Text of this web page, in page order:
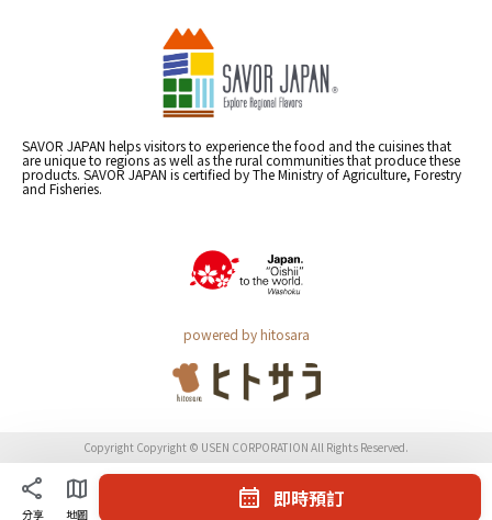
分享 地圖
即時預訂
SAVOR JAPAN helps visitors to experience the food and the cuisines that
are unique to regions as well as the rural communities that produce these
products. SAVOR JAPAN is certified by The Ministry of Agriculture, Forestry
and Fisheries.
powered by hitosara
Copyright Copyright © USEN CORPORATION All Rights Reserved.